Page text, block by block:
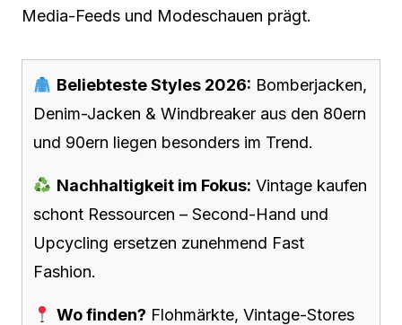
Media-Feeds und Modeschauen prägt.
Beliebteste Styles 2026: Bomberjacken,
Denim-Jacken & Windbreaker aus den 80ern
und 90ern liegen besonders im Trend.
Nachhaltigkeit im Fokus: Vintage kaufen
schont Ressourcen – Second-Hand und
Upcycling ersetzen zunehmend Fast
Fashion.
Wo finden? Flohmärkte, Vintage-Stores